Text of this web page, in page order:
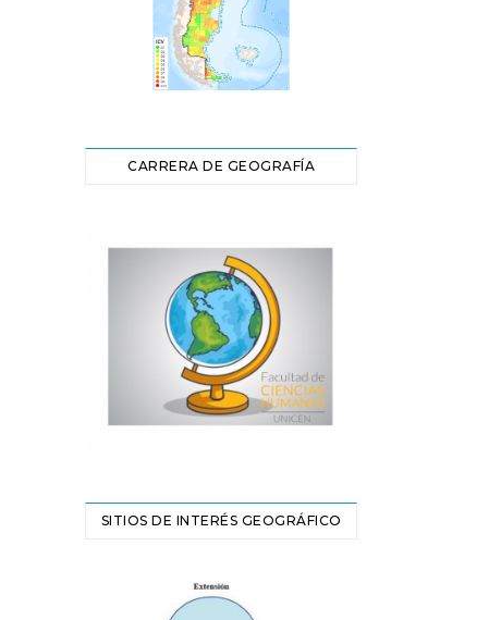
CARRERA DE GEOGRAFÍA
SITIOS DE INTERÉS GEOGRÁFICO